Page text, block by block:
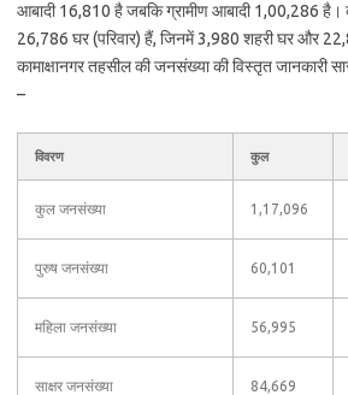
आबादी 16,810 है जबकि ग्रामीण आबादी 1,00,286 है।
26,786 घर (परिवार) हैं, जिनमें 3,980 शहरी घर और
कामाक्षानगर तहसील की जनसंख्या की विस्तृत जानकारी
–
विवरण कुल
कुल जनसंख्या 1,17,096
पुरुष जनसंख्या 60,101
महिला जनसंख्या 56,995
साक्षर जनसंख्या 84,669